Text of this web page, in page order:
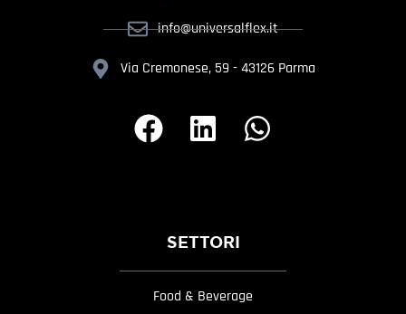
info@universalflex.it
Via Cremonese, 59 - 43126 Parma
SETTORI
Food & Beverage